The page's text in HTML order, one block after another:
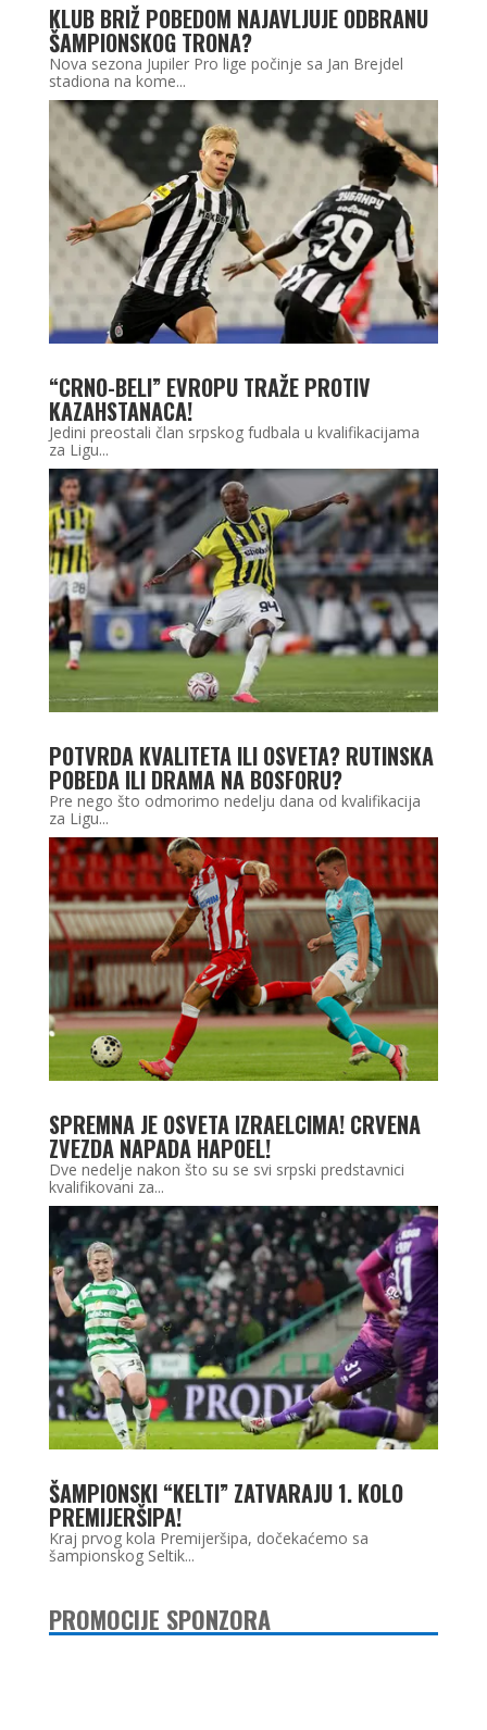
KLUB BRIŽ POBEDOM NAJAVLJUJE ODBRANU
ŠAMPIONSKOG TRONA?
Nova sezona Jupiler Pro lige počinje sa Jan Brejdel
stadiona na kome...
“CRNO-BELI” EVROPU TRAŽE PROTIV
KAZAHSTANACA!
Jedini preostali član srpskog fudbala u kvalifikacijama
za Ligu...
POTVRDA KVALITETA ILI OSVETA? RUTINSKA
POBEDA ILI DRAMA NA BOSFORU?
Pre nego što odmorimo nedelju dana od kvalifikacija
za Ligu...
SPREMNA JE OSVETA IZRAELCIMA! CRVENA
ZVEZDA NAPADA HAPOEL!
Dve nedelje nakon što su se svi srpski predstavnici
kvalifikovani za...
ŠAMPIONSKI “KELTI” ZATVARAJU 1. KOLO
PREMIJERŠIPA!
Kraj prvog kola Premijeršipa, dočekaćemo sa
šampionskog Seltik...
PROMOCIJE SPONZORA